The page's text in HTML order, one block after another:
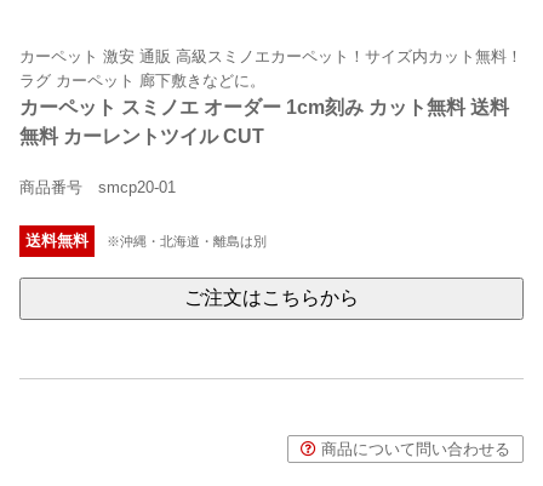
カーペット 激安 通販 高級スミノエカーペット！サイズ内カット無料！
ラグ カーペット 廊下敷きなどに。
カーペット スミノエ オーダー 1cm刻み カット無料 送料
無料 カーレントツイル CUT
商品番号 smcp20-01
送料無料 ※沖縄・北海道・離島は別
ご注文はこちらから
商品について問い合わせる